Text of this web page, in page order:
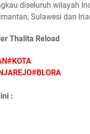
diseluruh wilayah
Sulawesi dan
Thalita Reload
: